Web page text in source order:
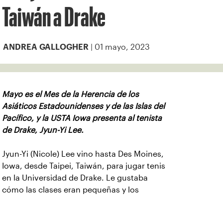
Taiwán a Drake
ANDREA GALLOGHER | 01 mayo, 2023
Mayo es el Mes de la Herencia de los
Asiáticos Estadounidenses y de las Islas del
Pacífico, y la USTA Iowa presenta al tenista
de Drake, Jyun-Yi Lee.
Jyun-Yi (Nicole) Lee vino hasta Des Moines,
Iowa, desde Taipei, Taiwán, para jugar tenis
en la Universidad de Drake. Le gustaba
cómo las clases eran pequeñas y los